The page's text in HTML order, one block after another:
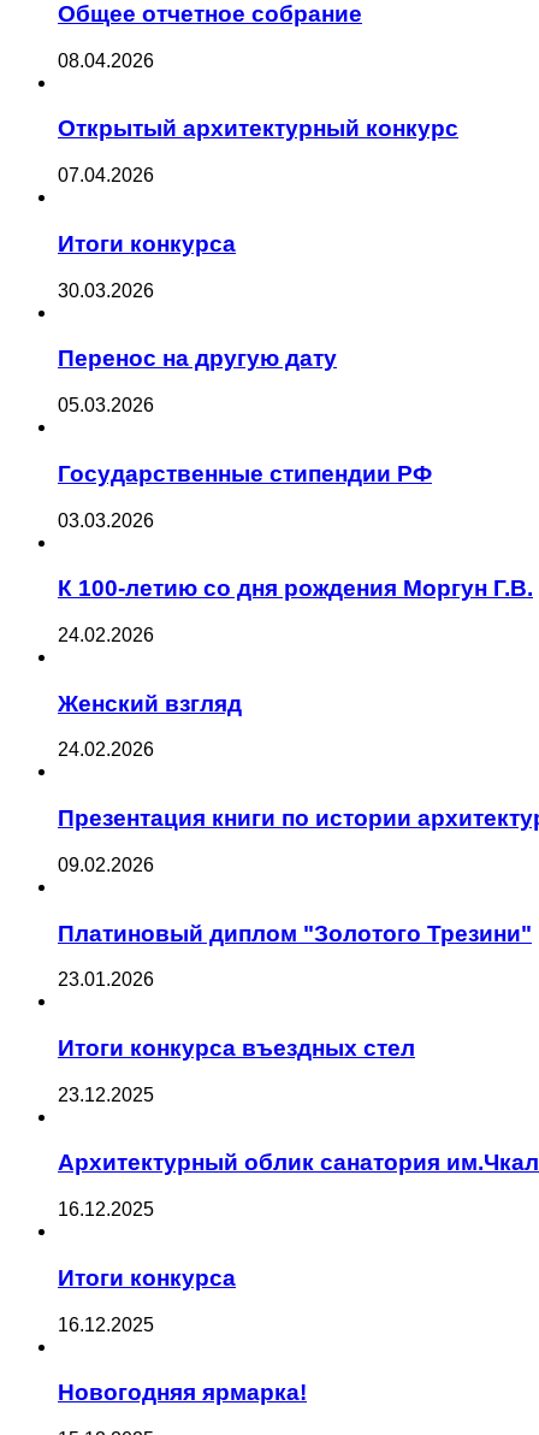
Общее отчетное собрание
08.04.2026
Открытый архитектурный конкурс
07.04.2026
Итоги конкурса
30.03.2026
Перенос на другую дату
05.03.2026
Государственные стипендии РФ
03.03.2026
К 100-летию со дня рождения Моргун Г.В.
24.02.2026
Женский взгляд
24.02.2026
Презентация книги по истории
09.02.2026
Платиновый диплом "Золотого Трезини"
23.01.2026
Итоги конкурса въездных стел
23.12.2025
Архитектурный облик санатория
16.12.2025
Итоги конкурса
16.12.2025
Новогодняя ярмарка!